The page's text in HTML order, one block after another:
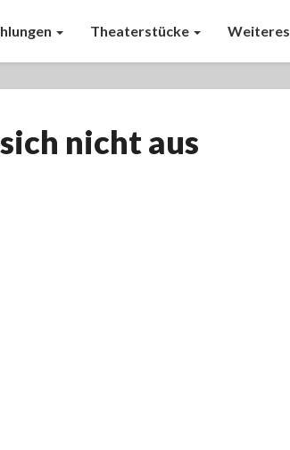
Theaterstücke Weiteres
nicht aus